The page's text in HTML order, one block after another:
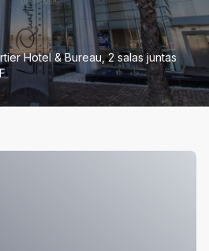
Hotel & Bureau, 2 salas juntas